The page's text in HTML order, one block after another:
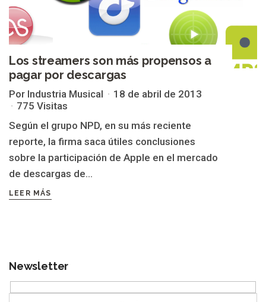
Los streamers son más propensos a
pagar por descargas
Por Industria Musical
18 de abril de 2013
775 Visitas
Según el grupo NPD, en su más reciente
reporte, la firma saca útiles conclusiones
sobre la participación de Apple en el mercado
de descargas de...
LEER MÁS
Newsletter